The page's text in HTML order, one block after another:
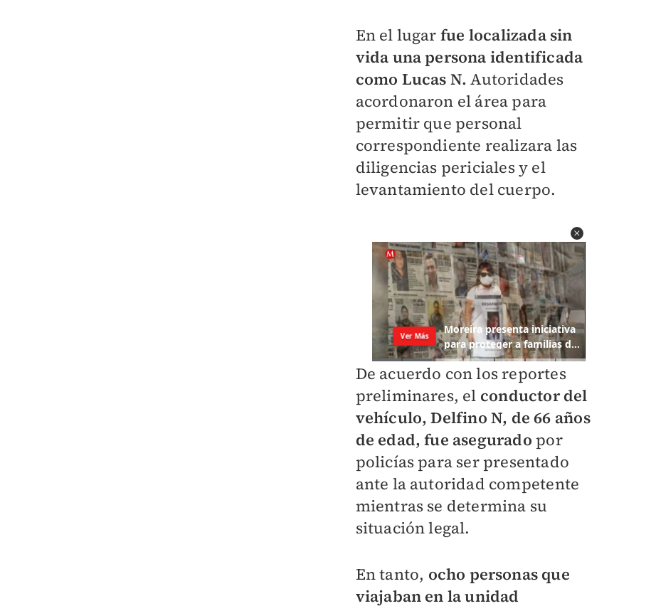
En el lugar fue localizada sin
vida una persona identificada
como Lucas N.Autoridades
acordonaron el área para
permitir que personal
correspondiente realizara las
diligencias periciales y el
levantamiento del cuerpo.
De acuerdo con los reportes
preliminares, el conductor del
vehículo, Delfino N, de 66 años
de edad, fue asegurado por
policías para ser presentado
ante la autoridad competente
mientras se determina su
situación legal.
En tanto, ocho personas que
viajaban en la unidad